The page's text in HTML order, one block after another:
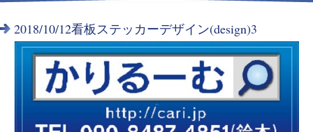
2018/10/12看板ステッカーデザイン(design)3